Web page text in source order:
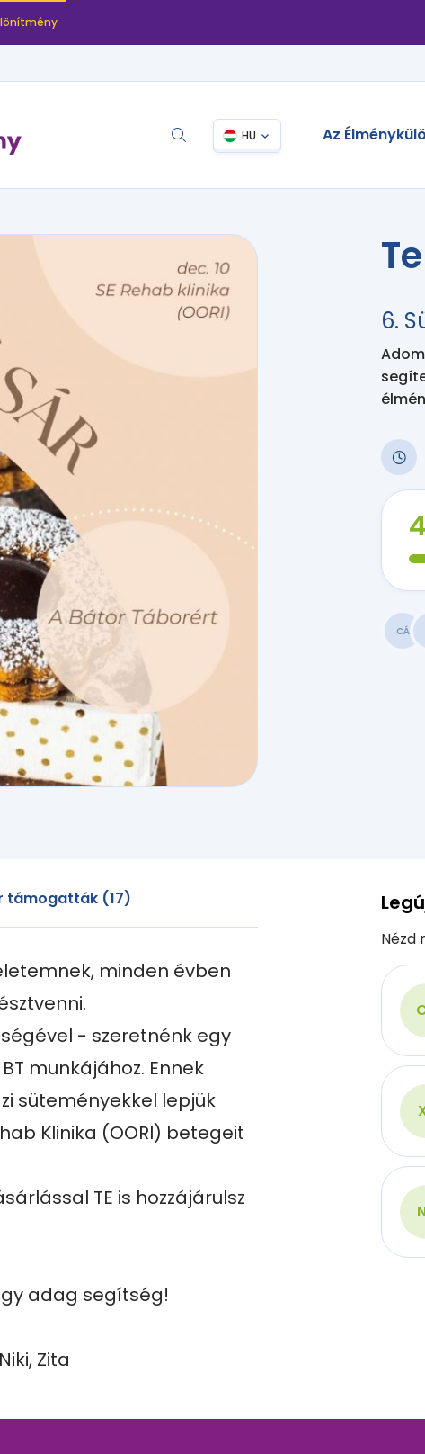
HU Az
6.
CÁ
támogatták (17)
minden évben
- szeretnénk egy
munkájához. Ennek
süteményekkel lepjük
Klinika (OORI) betegeit
TE is hozzájárulsz
adag segítség!
Zita
Nézd